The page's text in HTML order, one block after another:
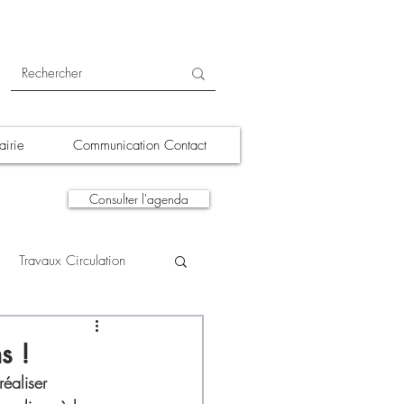
Communication Contact
Consulter l'agenda
Travaux Circulation
A la une
!